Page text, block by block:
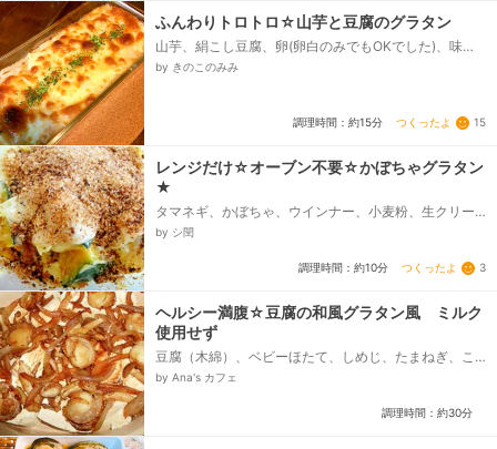
ふんわりトロトロ☆山芋と豆腐のグラタン
山芋、絹こし豆腐、卵(卵白のみでもOKでした)、味
噌、麺つゆ(二倍希釈)、とろけるチーズ、青のり
by きのこのみみ
調理時間：約15分 つくったよ 15
レンジだけ☆オーブン不要☆かぼちゃグラタン
★
タマネギ、かぼちゃ、ウインナー、小麦粉、生クリー
ム、塩こしょう、パン粉、マヨネーズ、溶けるチーズ
by シ閏
調理時間：約10分 つくったよ 3
ヘルシー満腹☆豆腐の和風グラタン風 ミルク
使用せず
豆腐（木綿）、ベビーほたて、しめじ、たまねぎ、こ
ぶだし（粉末）、醤油
by Ana's カフェ
調理時間：約30分